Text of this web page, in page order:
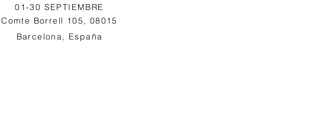
01-30 SEPTIEMBRE
Comte Borrell 105, 08015
Barcelona, España